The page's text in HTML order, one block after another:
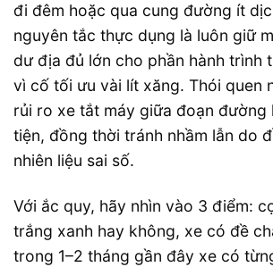
đi đêm hoặc qua cung đường ít
nguyên tắc thực dụng là luôn giữ
dư địa đủ lớn cho phần hành trình
vì cố tối ưu vài lít xăng. Thói quen
rủi ro xe tắt máy giữa đoạn đường
tiện, đồng thời tránh nhầm lẫn do
nhiên liệu sai số.
Với ắc quy, hãy nhìn vào 3 điểm:
trắng xanh hay không, xe có đề
trong 1–2 tháng gần đây xe có